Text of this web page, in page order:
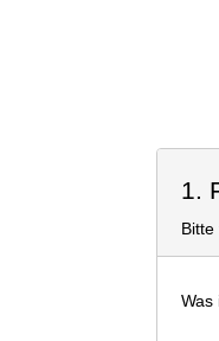
1.
Bitte
Was